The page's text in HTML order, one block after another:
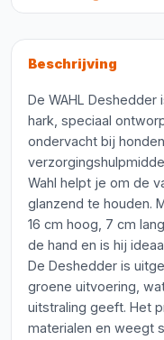
Beschrijving
De WAHL
hark, speciaal
ondervacht bij
Wahl helpt je om de
glanzend te houden.
16 cm hoog, 7 cm
de hand en is hij
De Deshedder is
groene uitvoering,
uitstraling geeft. Het
materialen en weegt